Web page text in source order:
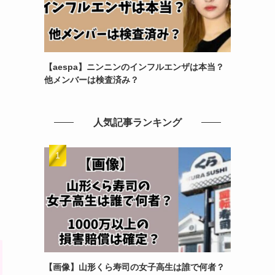
【aespa】ニンニンのインフルエンザは本当？
他メンバーは検査済み？
人気記事ランキング
【画像】山形くら寿司の女子高生は誰で何者？